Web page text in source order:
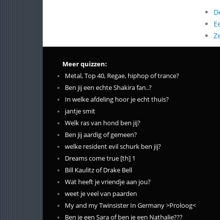
Meer quizzen:
Metal, Top 40, Regae, hiphop of trance?
Ben jij een echte Shakira fan..?
In welke afdeling hoor je echt thuis?
jantje smit
Welk ras van hond ben jij?
Ben jij aardig of gemeen?
welke resident evil schurk ben jij?
Dreams come true [th] 1
Bill Kaulitz of Drake Bell
Wat heeft je vriendje aan jou?
weet je veel van paarden
My and my Twinsister In Germany >Proloog<
Ben je een Sara of ben je een Nathalie???